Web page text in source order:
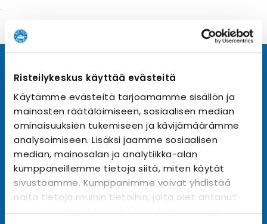
Risteilykeskus käyttää evästeitä
Käytämme evästeitä tarjoamamme sisällön ja
mainosten räätälöimiseen, sosiaalisen median
ominaisuuksien tukemiseen ja kävijämäärämme
analysoimiseen. Lisäksi jaamme sosiaalisen
median, mainosalan ja analytiikka-alan
kumppaneillemme tietoja siitä, miten käytät
sivustoamme. Kumppanimme voivat yhdistää
näitä tietoja muihin tietoihin, joita olet antanut
Tilaa uutiskirje
Tilaa Risteilykeskuksen uutiskirje sähköpostiisi. Saat
samalla ensimmäisten joukossa tiedot eri
varustamoiden tarjouksista ja kampanjaeduista.
Tilaa uutiskirje
Arkisto →
Ota yhteyttä